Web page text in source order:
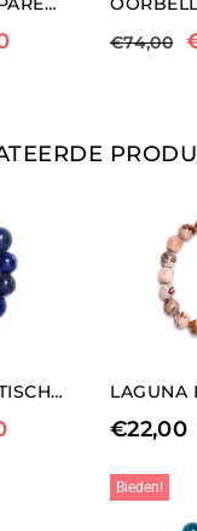
€74,00
SODALIET ELASTISCHE ARMBAND
€22,00
Bieden!